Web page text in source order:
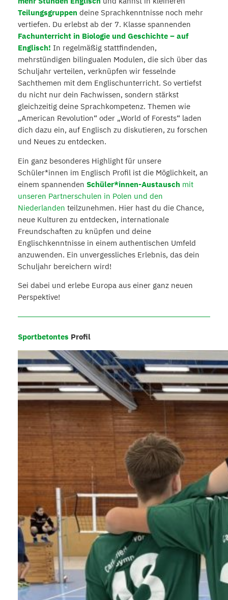
Teilungsgruppen deine Sprachkenntnisse noch mehr
vertiefen. Du erlebst ab der 7. Klasse spannenden
Fachunterricht in Biologie und Geschichte– auf
Englisch! In regelmäßig stattfindenden,
mehrstündigen bilingualen Modulen, die sich über das
Schuljahr verteilen, verknüpfen wir fesselnde
Sachthemen mit dem Englischunterricht. So vertiefst
du nicht nur dein Fachwissen, sondern stärkst
gleichzeitig deine Sprachkompetenz. Themen wie
„American Revolution“ oder „World of Forests“ laden
dich dazu ein, auf Englisch zu diskutieren, zu forschen
und Neues zu entdecken.
Ein ganz besonderes Highlight für unsere
Schüler*innen im Englisch Profil ist die Möglichkeit, an
einem spannenden Schüler*innen-Austausch mit
unseren Partnerschulen in Polen und den
Niederlanden teilzunehmen. Hier hast du die Chance,
neue Kulturen zu entdecken, internationale
Freundschaften zu knüpfen und deine
Englischkenntnisse in einem authentischen Umfeld
anzuwenden. Ein unvergessliches Erlebnis, das dein
Schuljahr bereichern wird!
Sei dabei und erlebe Europa aus einer ganz neuen
Perspektive!
Sportbetontes Profil